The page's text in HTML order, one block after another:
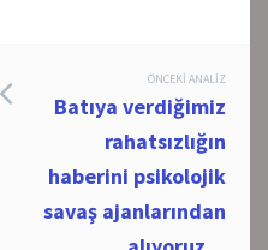
ÖNCEKI ANALIZ
Batıya verdiğimiz
rahatsızlığın
haberini psikolojik
savaş ajanlarından